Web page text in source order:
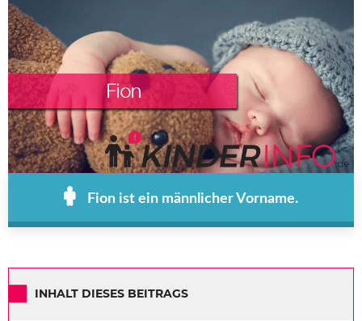
Fion ist ein männlicher Vorname.
INHALT DIESES BEITRAGS